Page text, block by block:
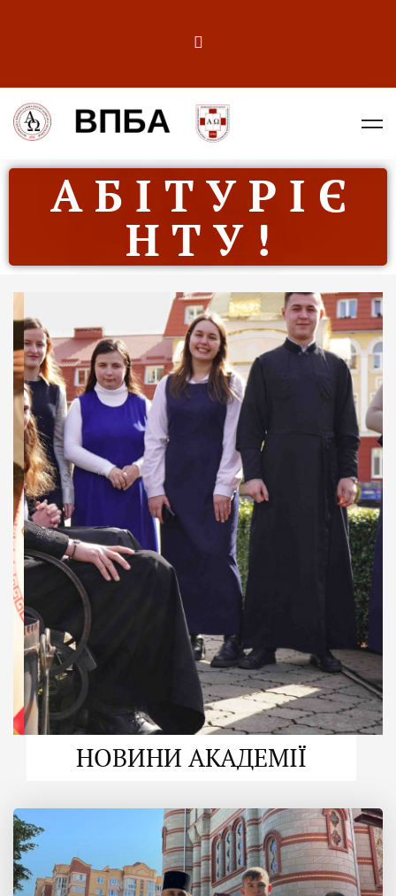
А Б І Т У Р І Є
Н Т У !
ДУХОВНО СИЛЬНІ!
ВПБА — спільнота, де
формується
покликання
Читати більше
НОВИНИ АКАДЕМІЇ